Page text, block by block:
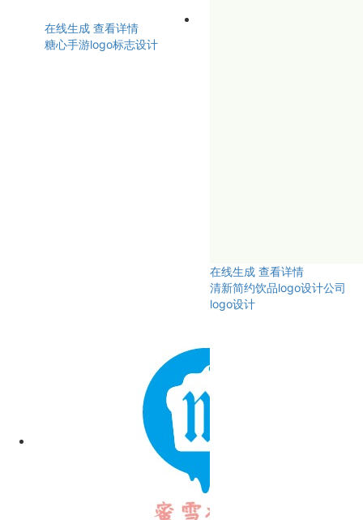
在线生成 查看详情
糖心手游logo标志设计
在线生成 查看详情
清新简约饮品logo设计公司
logo设计